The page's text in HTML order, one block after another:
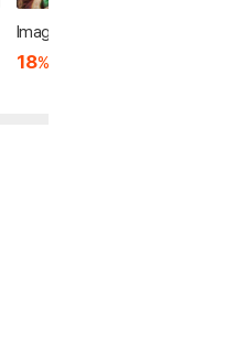
Imaginative Realism
18%